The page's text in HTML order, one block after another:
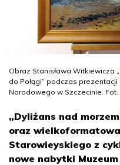
Obraz Stanisława Witkiewicza
do Połągi” podczas
Narodowego w Szczecinie. Fot.
„Dyliżans nad
oraz
Starowieyskiego z
nowe nabytki